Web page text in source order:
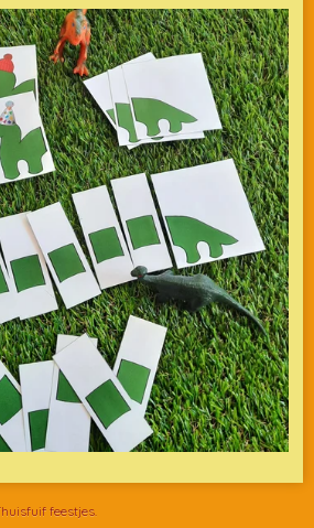
feestjes.